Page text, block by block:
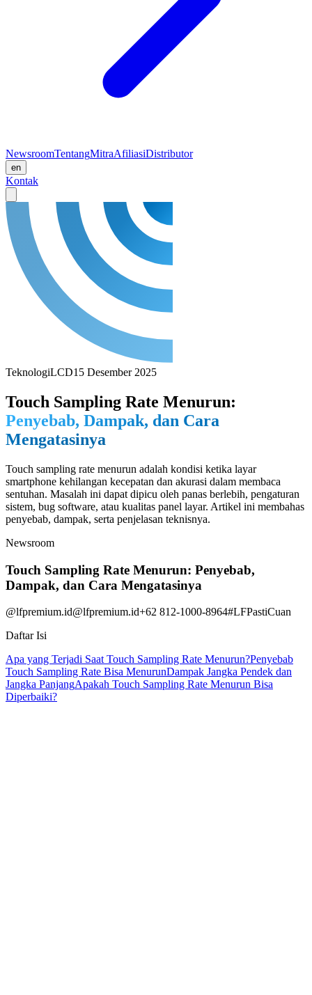
NewsroomTentangMitraAfiliasiDistributor
en
Kontak
TeknologiLCD15 Desember 2025
Touch Sampling Rate Menurun:
Penyebab, Dampak, dan Cara
Mengatasinya
Touch sampling rate menurun adalah kondisi ketika layar
smartphone kehilangan kecepatan dan akurasi dalam membaca
sentuhan. Masalah ini dapat dipicu oleh panas berlebih, pengaturan
sistem, bug software, atau kualitas panel layar. Artikel ini membahas
penyebab, dampak, serta penjelasan teknisnya.
Newsroom
Touch Sampling Rate Menurun: Penyebab,
Dampak, dan Cara Mengatasinya
@lfpremium.id@lfpremium.id+62 812-1000-8964#LFPastiCuan
Daftar Isi
Apa yang Terjadi Saat Touch Sampling Rate Menurun?Penyebab
Touch Sampling Rate Bisa MenurunDampak Jangka Pendek dan
Jangka PanjangApakah Touch Sampling Rate Menurun Bisa
Diperbaiki?